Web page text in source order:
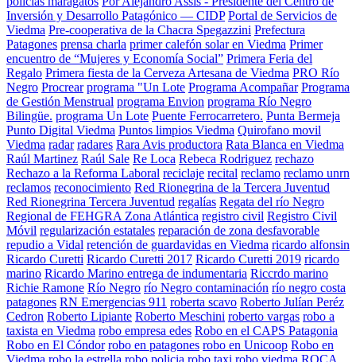
Inversión y Desarrollo Patagónico — CIDP Portal de Servicios de
Viedma Pre-cooperativa de la Chacra Spegazzini Prefectura
Patagones prensa charla primer calefón solar en Viedma Primer
encuentro de “Mujeres y Economía Social” Primera Feria del
Regalo Primera fiesta de la Cerveza Artesana de Viedma PRO Río
Negro Procrear programa "Un Lote Programa Acompañar Programa
de Gestión Menstrual programa Envion programa Río Negro
Bilingüe. programa Un Lote Puente Ferrocarretero. Punta Bermeja
Punto Digital Viedma Puntos limpios Viedma Quirofano movil
Viedma radar radares Rara Avis productora Rata Blanca en Viedma
Raúl Martinez Raúl Sale Re Loca Rebeca Rodriguez rechazo
Rechazo a la Reforma Laboral reciclaje recital reclamo reclamo unrn
reclamos reconocimiento Red Rionegrina de la Tercera Juventud
Red Rionegrina Tercera Juventud regalías Regata del río Negro
Regional de FEHGRA Zona Atlántica registro civil Registro Civil
Móvil regularización estatales reparación de zona desfavorable
repudio a Vidal retención de guardavidas en Viedma ricardo alfonsin
Ricardo Curetti Ricardo Curetti 2017 Ricardo Curetti 2019 ricardo
marino Ricardo Marino entrega de indumentaria Riccrdo marino
Richie Ramone Río Negro río Negro contaminación río negro costa
patagones RN Emergencias 911 roberta scavo Roberto Julían Peréz
Cedron Roberto Lipiante Roberto Meschini roberto vargas robo a
taxista en Viedma robo empresa edes Robo en el CAPS Patagonia
Robo en El Cóndor robo en patagones robo en Unicoop Robo en
Viedma robo la estrella robo policia robo taxi robo viedma ROCA